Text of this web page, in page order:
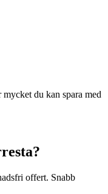
du kan spara med
?
offert. Snabb